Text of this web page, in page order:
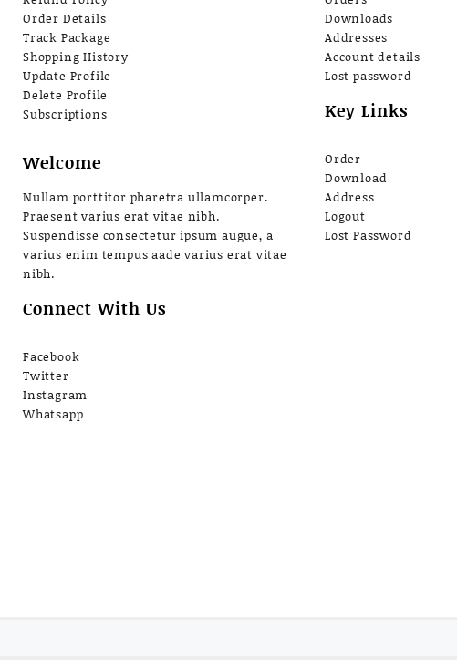
Order Details
Track Package
Shopping History
Update Profile
Delete Profile
Subscriptions
Welcome
Nullam porttitor pharetra ullamcorper.
Praesent varius erat vitae nibh.
Suspendisse consectetur ipsum augue, a
varius enim tempus aade varius erat vitae
nibh.
Connect With Us
Facebook
Twitter
Instagram
Whatsapp
Downloads
Addresses
Account details
Lost password
Key Links
Order
Download
Address
Logout
Lost Password